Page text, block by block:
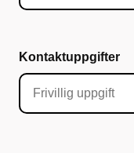
Kontaktuppgifter